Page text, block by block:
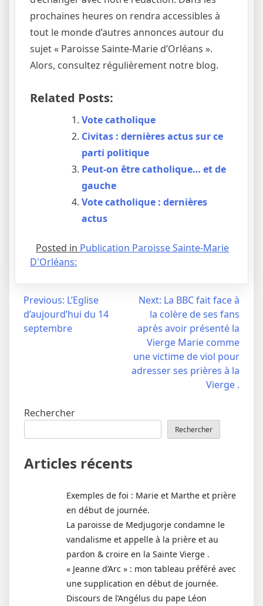
prochaines heures on rendra accessibles à
tout le monde d’autres annonces autour du
sujet « Paroisse Sainte-Marie d’Orléans ».
Alors, consultez régulièrement notre blog.
Related Posts:
Vote catholique
Civitas : dernières actus sur ce
parti politique
Peut-on être catholique… et de
gauche
Vote catholique : dernières
actus
Posted in Publication Paroisse Sainte-Marie
D'Orléans:
Navigation
Previous: L’Eglise
d’aujourd’hui du 14
septembre
Next: La BBC fait face à
la colère de ses fans
après avoir présenté la
Vierge Marie comme
une victime de viol pour
adresser ses prières à la
Vierge .
Rechercher
Rechercher
Articles récents
Exemples de foi : Marie et Marthe et prière
en début de journée.
La paroisse de Medjugorje condamne le
vandalisme et appelle à la prière et au
pardon & croire en la Sainte Vierge .
« Jeanne d’Arc » : mon tableau préféré avec
une supplication en début de journée.
Discours de l’Angélus du pape Léon